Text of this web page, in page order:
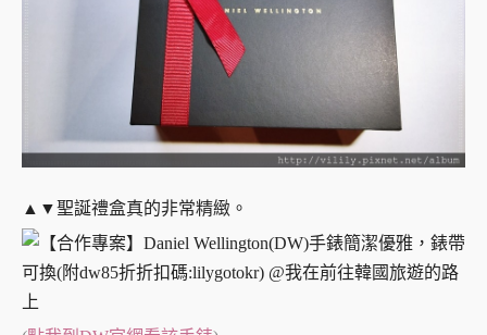
▲▼聖誕禮盒真的非常精緻。